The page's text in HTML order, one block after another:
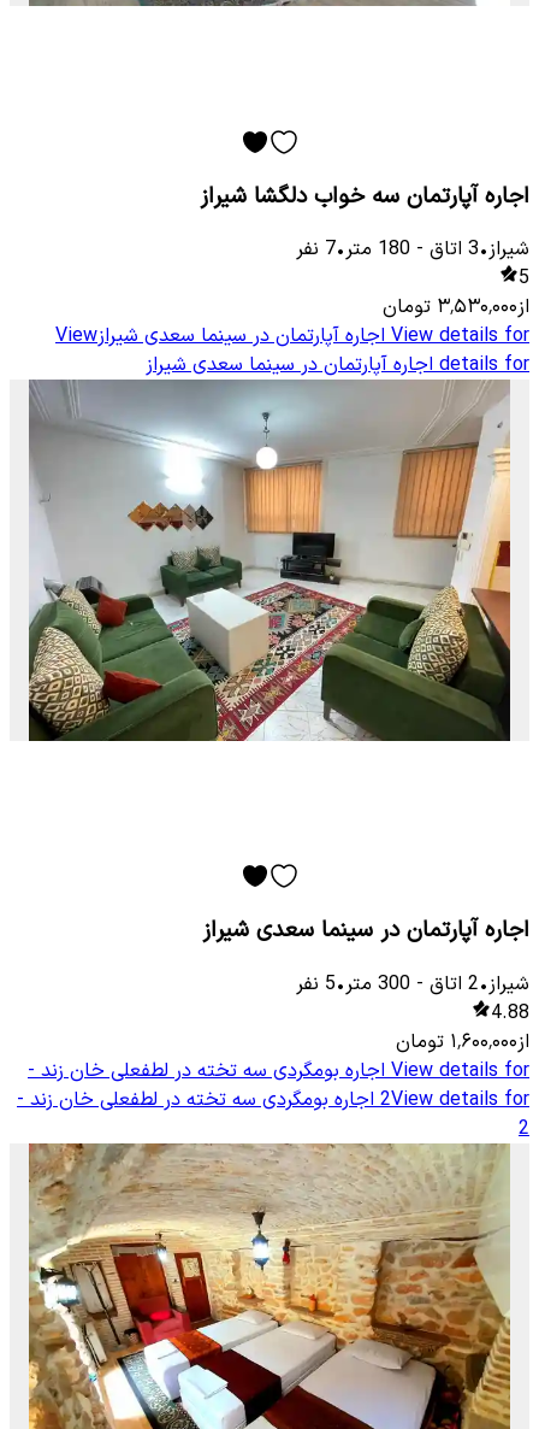
اجاره آپارتمان سه خواب دلگشا شیراز
شیراز•
3 اتاق -
180 متر•
7 نفر
5
از۳٬۵۳۰٬۰۰۰ تومان
View details for اجاره آپارتمان در سینما سعدی شیرازView
details for اجاره آپارتمان در سینما سعدی شیراز
اجاره آپارتمان در سینما سعدی شیراز
شیراز•
2 اتاق -
300 متر•
5 نفر
4.88
از۱٬۶۰۰٬۰۰۰ تومان
View details for اجاره بومگردی سه تخته در لطفعلی خان زند -
2View details for اجاره بومگردی سه تخته در لطفعلی خان زند -
2